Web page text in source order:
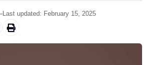
Last updated: February 15, 2025